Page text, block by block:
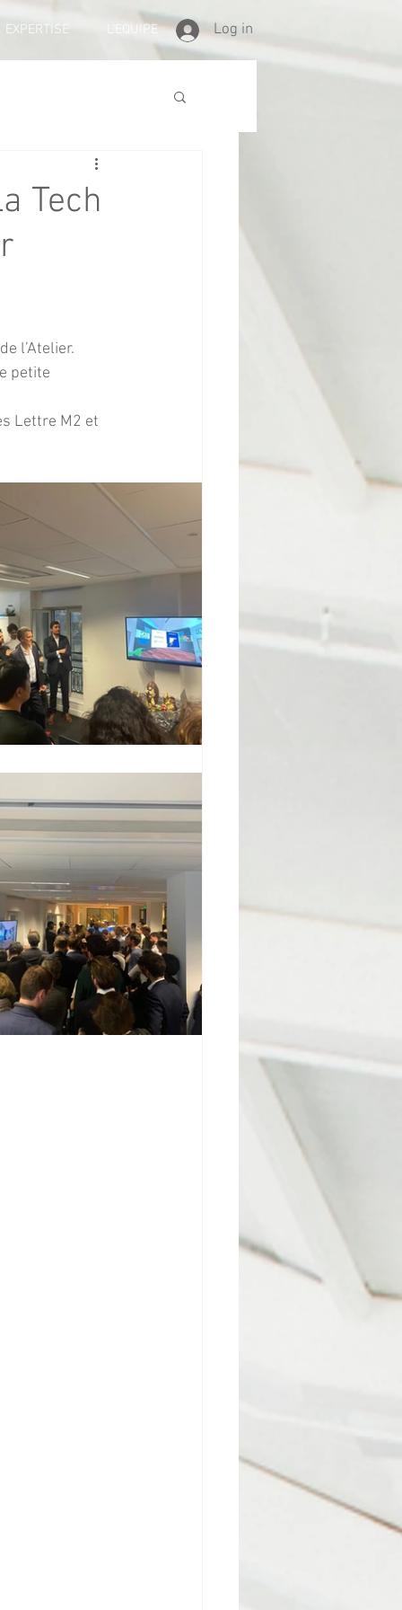
EXPERTISE L'EQUIPE Log in
Tech
l’Atelier.
petite
Lettre M2 et